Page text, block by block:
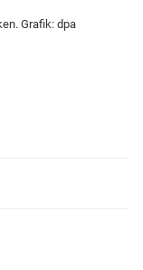
Grafik: dpa